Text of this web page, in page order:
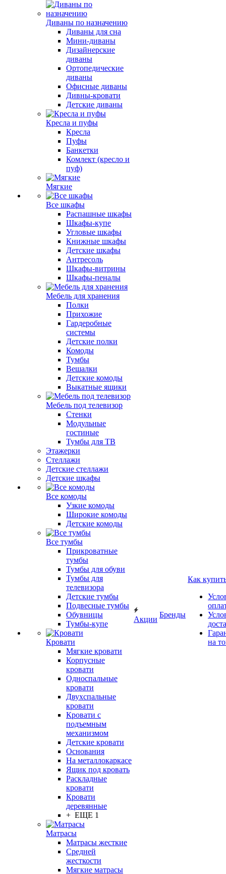
Диваны по назначению
Диваны для сна
Мини-диваны
Дизайнерские
диваны
Ортопедические
диваны
Офисные диваны
Дивны-кровати
Детские диваны
Кресла и пуфы
Кресла
Пуфы
Банкетки
Комлект (кресло и
пуф)
Мягкие
Все шкафы
Распашные шкафы
Шкафы-купе
Угловые шкафы
Книжные шкафы
Детские шкафы
Антресоль
Шкафы-витрины
Шкафы-пеналы
Мебель для хранения
Полки
Прихожие
Гардеробные
системы
Детские полки
Комоды
Тумбы
Вешалки
Детские комоды
Выкатные ящики
Мебель под телевизор
Стенки
Модульные
гостиные
Тумбы для ТВ
Этажерки
Стеллажи
Детские стеллажи
Детские шкафы
Все комоды
Узкие комоды
Широкие комоды
Детские комоды
Все тумбы
Прикроватные
тумбы
Тумбы для обуви
Тумбы для
телевизора
Детские тумбы
Подвесные тумбы
Обувницы
Тумбы-купе
Кровати
Мягкие кровати
Корпусные
кровати
Односпальные
кровати
Двухспальные
кровати
Кровати с
подъемным
механизмом
Детские кровати
Основания
На металлокаркасе
Ящик под кровать
Раскладные
кровати
Кровати
деревянные
+ ЕЩЕ 1
Матрасы
Матрасы жесткие
Средней
жесткости
Мягкие матрасы
Акции
Бренды
Как
на